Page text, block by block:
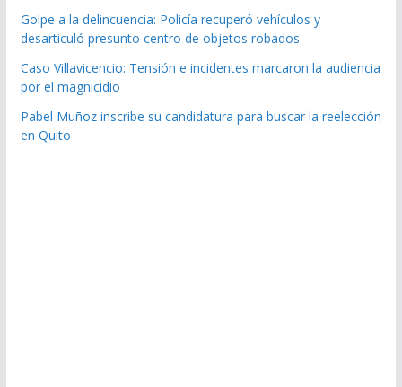
Golpe a la delincuencia: Policía recuperó vehículos y
desarticuló presunto centro de objetos robados
Caso Villavicencio: Tensión e incidentes marcaron la audiencia
por el magnicidio
Pabel Muñoz inscribe su candidatura para buscar la reelección
en Quito